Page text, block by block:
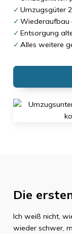
Umzugsgüter
Wiederaufbau
Entsorgung
Alles weitere
Die
Ich weiß nicht,
wieder schwer,